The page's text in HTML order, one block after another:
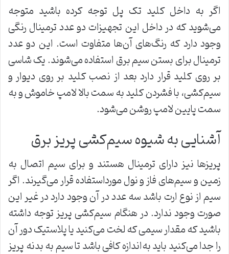
اگر به داخل کلید تک پل توجه کرده باشید متوجه
می‌شوید که در داخل این تجهیزات دو عدد ترمینال رنگی
وجود دارد که رنگ‌های آن‌ها متفاوت است. این دو عدد
ترمینال برای بستن سیم برق استفاده می‌شوند. یک شاسی
بر روی کلید قرار دارد بعد از نصب کلید بر روی دیوار و
سیم‌کشی، با فشردن کلید به سمت بالا لامپ خاموش و به
سمت پایین لامپ روشن می‌شود.
آشنایی به شیوه سیم‌کشی پریز برق
پریزها نیز دارای ترمینال هستند و برای سیم اتصال به
زمین و سیم‌های فاز و نول مورداستفاده قرار می‌گیرند. اگر
سیم از نوع ارت باشد سه عدد در آن وجود دارد در غیر این
صورت وجود ندارد. در هنگام سیم‌کشی پریز توجه داشته
باشید که مقدار سیمی که لخت می‌کنید یا پلاستیک دور آن
را جدا می‌کنید باید به‌اندازه کافی باشد تا سیم به بدنه پریز